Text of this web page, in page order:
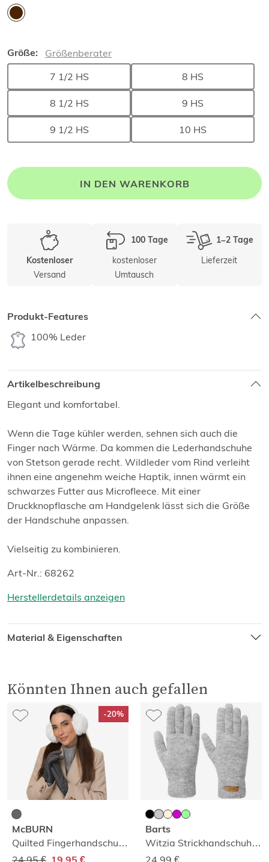
Größe:
Größenberater
7 1/2 HS
8 HS
8 1/2 HS 9 HS
9 1/2 HS 10 HS
IN DEN WARENKORB
Kostenloser
Versand
100 Tage
kostenloser
Umtausch
1–2 Tage
Lieferzeit
Produkt-Features
100% Leder
Artikelbeschreibung
Elegant und komfortabel.
Wenn die Tage kühler werden, sehnen sich auch die
Finger nach Wärme. Da kommen die Lederhandschuhe
von Stetson gerade recht. Wildleder vom Rind verleiht
ihnen eine angenehm weiche Haptik, innen wärmt ein
schwarzes Futter aus Microfleece. Mit einer
Druckknopflasche am Handgelenk lässt sich die Größe
der Handschuhe anpassen.
Vielseitig zu kombinieren.
Art-Nr.: 68262
Herstellerdetails anzeigen
Material & Eigenschaften
Könnten Ihnen auch gefallen
-20%
McBURN
Quilted Fingerhandschuhe
24,95 €
Barts
Witzia Strickhandschuhe mit Teddyfutter
24,99 €